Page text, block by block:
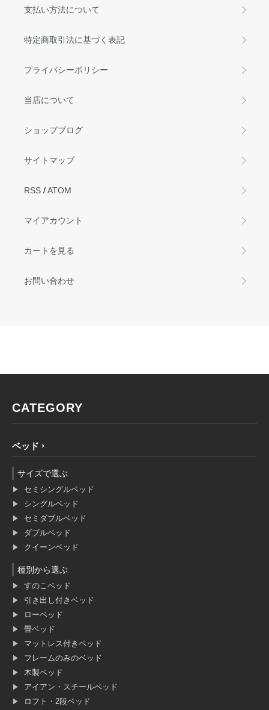
支払い方法について
特定商取引法に基づく表記
プライバシーポリシー
当店について
ショップブログ
サイトマップ
RSS /ATOM
マイアカウント
カートを見る
お問い合わせ
CATEGORY
ベッド
サイズで選ぶ
セミシングルベッド
シングルベッド
セミダブルベッド
ダブルベッド
クイーンベッド
種別から選ぶ
すのこベッド
引き出し付きベッド
ローベッド
畳ベッド
マットレス付きベッド
フレームのみのベッド
木製ベッド
アイアン・スチールベッド
ロフト・2段ベッド